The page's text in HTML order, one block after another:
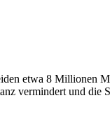
etwa 8 Millionen
vermindert und